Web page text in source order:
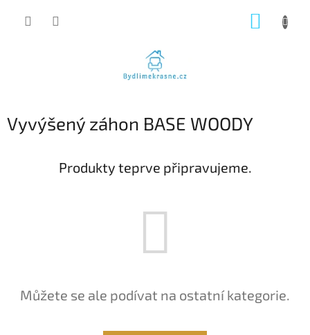
Vyvýšený záhon BASE WOODY
Produkty teprve připravujeme.
Můžete se ale podívat na ostatní kategorie.